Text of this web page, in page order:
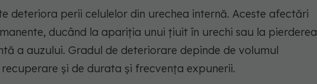
deteriora perii celulelor din urechea internă. Aceste afectări
ducând la apariția unui țiuit în urechi sau la pierderea
a auzului. Gradul de deteriorare depinde de volumul
și de durata și frecvența expunerii.